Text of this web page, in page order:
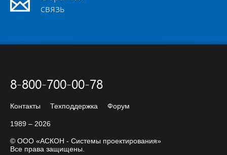
связь
8-800-700-00-78
Контакты Техподдержка Форум
1989 – 2026
© ООО «АСКОН - Системы проектирования»
Все права защищены.